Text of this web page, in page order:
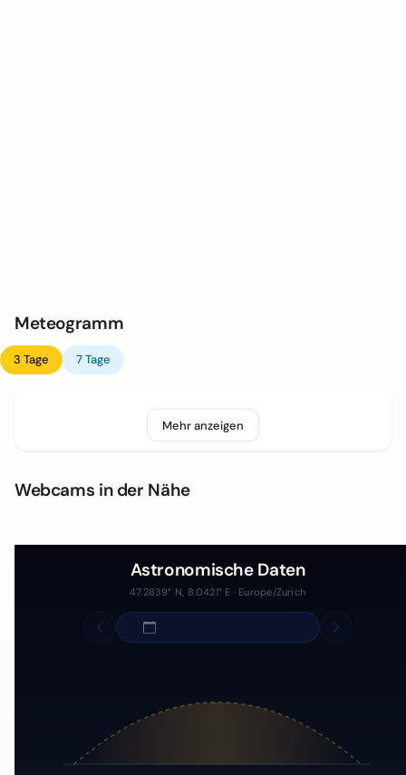
Meteogramm
3 Tage 7 Tage
Mehr anzeigen
Webcams in der Nähe
Astronomische Daten
47.2839° N, 8.0421° E · Europe/Zurich